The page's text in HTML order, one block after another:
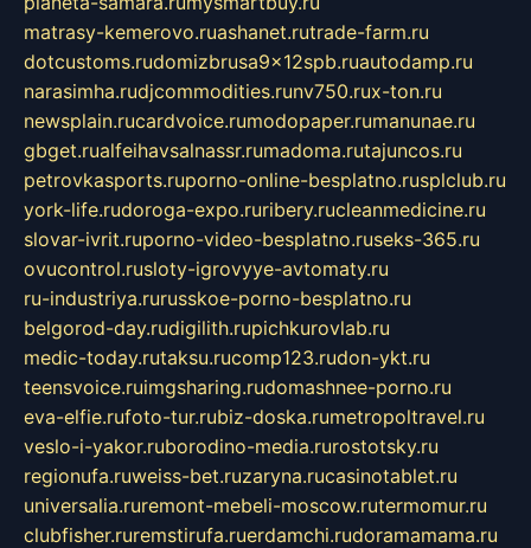
matrasy-kemerovo.ruashanet.rutrade-farm.ru
dotcustoms.rudomizbrusa9x12spb.ruautodamp.ru
narasimha.rudjcommodities.runv750.rux-ton.ru
newsplain.rucardvoice.rumodopaper.rumanunae.ru
gbget.rualfeihavsalnassr.rumadoma.rutajuncos.ru
petrovkasports.ruporno-online-besplatno.rusplclub.ru
york-life.rudoroga-expo.ruribery.rucleanmedicine.ru
slovar-ivrit.ruporno-video-besplatno.ruseks-365.ru
ovucontrol.rusloty-igrovyye-avtomaty.ru
ru-industriya.rurusskoe-porno-besplatno.ru
belgorod-day.rudigilith.rupichkurovlab.ru
medic-today.rutaksu.rucomp123.rudon-ykt.ru
teensvoice.ruimgsharing.rudomashnee-porno.ru
eva-elfie.rufoto-tur.rubiz-doska.rumetropoltravel.ru
veslo-i-yakor.ruborodino-media.rurostotsky.ru
regionufa.ruweiss-bet.ruzaryna.rucasinotablet.ru
universalia.ruremont-mebeli-moscow.rutermomur.ru
clubfisher.ruremstirufa.ruerdamchi.rudoramamama.ru